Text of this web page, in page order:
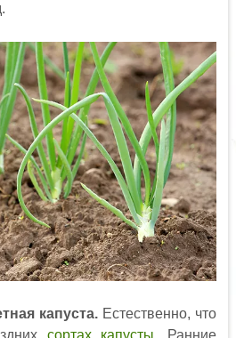
капуста. Естественно, что